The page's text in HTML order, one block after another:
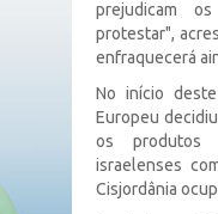
prejudicam
protestar",
enfraquecerá
No início
Europeu
os produtos
israelenses
Cisjordânia